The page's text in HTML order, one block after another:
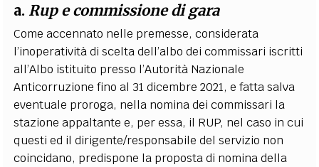
a. Rup e commissione di gara
Come accennato nelle premesse, considerata
l’inoperatività di scelta dell’albo dei commissari iscritti
all’Albo istituito presso l’Autorità Nazionale
Anticorruzione fino al 31 dicembre 2021, e fatta salva
eventuale proroga, nella nomina dei commissari la
stazione appaltante e, per essa, il RUP, nel caso in cui
questi ed il dirigente/responsabile del servizio non
coincidano, predispone la proposta di nomina della